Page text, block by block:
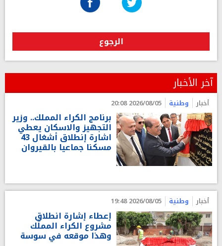
الرجوع
آخر الأخبار
أخبار وطنية 2026/08/05 20:08
برنامج الكراء المملك.. وزير
التجهيز والاسكان يعطي
اشارة إنطلاق أشغال 43
مسكنا جماعيا بالقيروان
أخبار وطنية 2026/08/05 19:48
إعطاء إشارة انطلاق
مشروع الكراء المملّك
وهذا موقعه في سوسة